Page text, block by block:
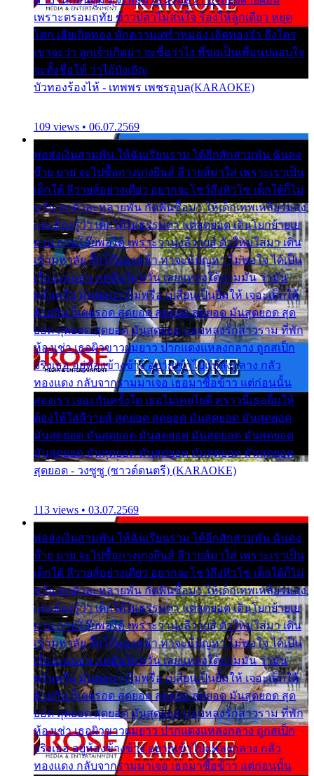
เพราะตรอมฤทัย ข้าวปลาไม่สนใจ ร้องไห้ลูกเดียว หยุด
โศก เสียเถิดทอง พักความเศร้าหมอง เถิดทองจ๋า ถึงใคร
เขาจะว่า ลูกเจ้าเกิดมา จะชื่อว่าไง พี่ขอเป็นเพื่อนปลอบใจ
จะตั้งชื่อให้ ว่าไอ้บังเอิญ
บัวทองร้องไห้ - เทพพร เพชรอุบล(KARAOKE)
109 views • 06.07.2569
พ่อส่งเงินสามพัน ให้ฉันเรียนราม ได้อีกสักสามพัน ฉันคง
บ๊าย บาย จะไปซื้อกางเกงยีนส์ ลีวายส์มาใส่ เพราะเราเป็น
เด็กใต้ ลีวายส์อย่างเดียว อยากจะโชว์ถึงหิวโซ เด็กใต้ก็ไม่
หวั่น ตกตัวละหลายพัน กัดฟันซื้อมา ให้เด็กเทพเหลียวมอง
และต้องรู้ว่า เด็กใต้ไม่ธรรมดา แต่สุดยอด เดินโยกย้ายเย
ยวน กวนโอ๊ยพอได้ เพราะว่านุ่งลีวายส์ ตัวใหม่ใส่มา เดิน
เข้ามหาลัย จิ๊กโก๊มองหน้า ท่าจะมีปัญหา ไม่พอใจ ได้เป็น
เรื่องแน่นอน แต่ฉันไม่หวั่น เลยแหลงใต้ถามมัน ว่ามัน
พรั่นพรือ มันตอบว่าไม่พรื่อ เปลี่ยนเป็นยิ้มให้ เจอะเด็กใต้
ด้วยกัน ก็เลยรอด สุดยอด สุดยอด สุดยอด มันสุดยอด สุด
ยอด สุดยอด สุดยอด มันสุดยอด แอบหลงรักสาวราม ที่พัก
ห้องเช่า เธอผิวขาวผมยาว ปากแดงแหลงกลาง ถูกสเป็ก
จริงเธอ อยู่ห้องข้างข้าง อยากเข้าไปแหลงกลาง กลัว
ทองแดง กลับจากรามมาเจอ เธอมาซื้อข้าว แต่ก่อนนั้น
สองเรา เจอะกันครั้งใด เธอไม่เคยไยดี คราวนี้เธอยิ้มให้
ต้องให้ใส่ลีวายส์ สุดยอด สุดยอด มันสุดยอด มันสุดยอด
มันสุดยอด มันสุดยอด มันสุดยอด มันสุดยอด มันสุดยอด
มันสุดยอด มันสุดยอด มันสุดยอด มันสุดยอด มันสุดยอด
สุดยอด - วงซูซู (ซาวด์ดนตรี) (KARAOKE)
113 views • 03.07.2569
พ่อส่งเงินสามพัน ให้ฉันเรียนราม ได้อีกสักสามพัน ฉันคง
บ๊าย บาย จะไปซื้อกางเกงยีนส์ ลีวายส์มาใส่ เพราะเราเป็น
เด็กใต้ ลีวายส์อย่างเดียว อยากจะโชว์ถึงหิวโซ เด็กใต้ก็ไม่
หวั่น ตกตัวละหลายพัน กัดฟันซื้อมา ให้เด็กเทพเหลียวมอง
และต้องรู้ว่า เด็กใต้ไม่ธรรมดา แต่สุดยอด เดินโยกย้ายเย
ยวน กวนโอ๊ยพอได้ เพราะว่านุ่งลีวายส์ ตัวใหม่ใส่มา เดิน
เข้ามหาลัย จิ๊กโก๊มองหน้า ท่าจะมีปัญหา ไม่พอใจ ได้เป็น
เรื่องแน่นอน แต่ฉันไม่หวั่น เลยแหลงใต้ถามมัน ว่ามัน
พรั่นพรือ มันตอบว่าไม่พรื่อ เปลี่ยนเป็นยิ้มให้ เจอะเด็กใต้
ด้วยกัน ก็เลยรอด สุดยอด สุดยอด สุดยอด มันสุดยอด สุด
ยอด สุดยอด สุดยอด มันสุดยอด แอบหลงรักสาวราม ที่พัก
ห้องเช่า เธอผิวขาวผมยาว ปากแดงแหลงกลาง ถูกสเป็ก
จริงเธอ อยู่ห้องข้างข้าง อยากเข้าไปแหลงกลาง กลัว
ทองแดง กลับจากรามมาเจอ เธอมาซื้อข้าว แต่ก่อนนั้น